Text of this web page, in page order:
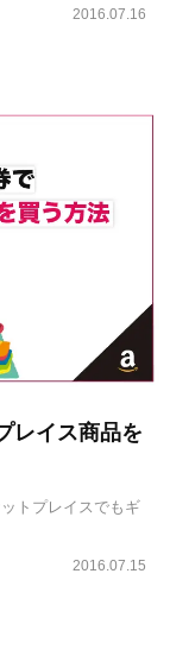
2016.07.16
レイス商品を
トプレイスでもギ
2016.07.15